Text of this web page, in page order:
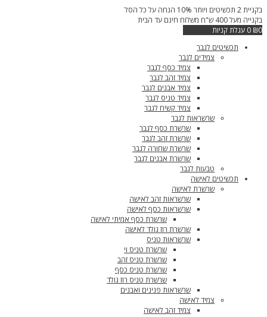
דילוג
לתוכן
בקניית 2 תכשיטים ויותר 10% הנחה על כל הסל
בקנייה מעל 400 ש"ח משלוח חינם עד הבית
₪0
0 עגלת קניות
תכשיטים לגבר
צמידים לגבר
צמיד כסף לגבר
צמיד זהב לגבר
צמיד אבנים לגבר
צמיד טניס לגבר
צמיד קשיח לגבר
שרשראות לגבר
שרשרת כסף לגבר
שרשרת זהב לגבר
שרשרת שחורה לגבר
שרשרת אבנים לגבר
טבעות לגבר
תכשיטים לאישה
שרשרת לאישה
שרשראות זהב לאישה
שרשראות כסף לאישה
שרשרת כסף אמיתי לאישה
שרשרת רוז גולד לאישה
שרשראות טניס
שרשרת טניס וי
שרשרת טניס זהב
שרשרת טניס כסף
שרשרת טניס רוז גולד
שרשראות פנינים ואבנים
צמיד לאישה
צמיד זהב לאישה